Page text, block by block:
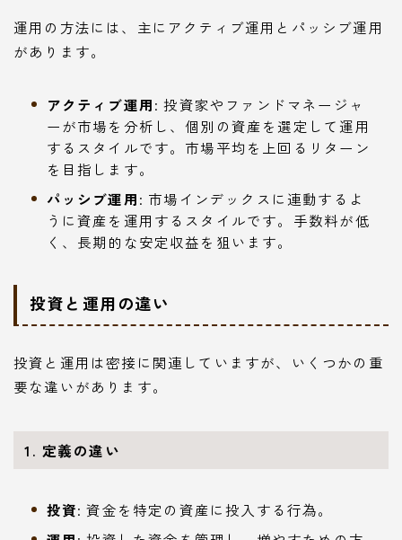
運用の方法には、主にアクティブ運用とパッシブ運用
があります。
アクティブ運用: 投資家やファンドマネージャ
ーが市場を分析し、個別の資産を選定して運用
するスタイルです。市場平均を上回るリターン
を目指します。
パッシブ運用: 市場インデックスに連動するよ
うに資産を運用するスタイルです。手数料が低
く、長期的な安定収益を狙います。
投資と運用の違い
投資と運用は密接に関連していますが、いくつかの重
要な違いがあります。
1. 定義の違い
投資: 資金を特定の資産に投入する行為。